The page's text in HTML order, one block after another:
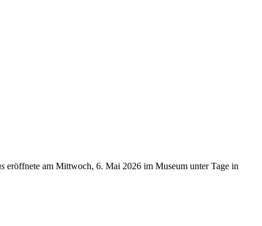
eröffnete am Mittwoch, 6. Mai 2026 im Museum unter Tage in